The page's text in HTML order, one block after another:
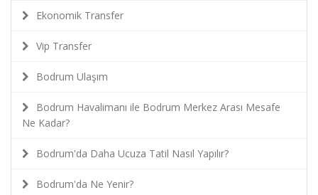
Ekonomik Transfer
Vip Transfer
Bodrum Ulaşım
Bodrum Havalimanı ile Bodrum Merkez Arası Mesafe
Ne Kadar?
Bodrum'da Daha Ucuza Tatil Nasıl Yapılır?
Bodrum'da Ne Yenir?